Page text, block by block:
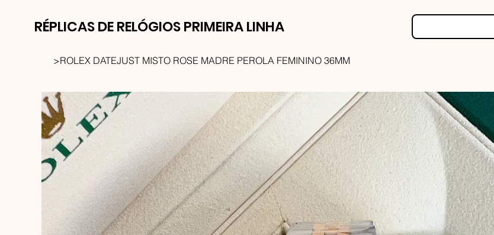
RÉPLICAS DE RELÓGIOS PRIMEIRA LINHA
>ROLEX DATEJUST MISTO ROSE MADRE PEROLA FEMININO 36MM